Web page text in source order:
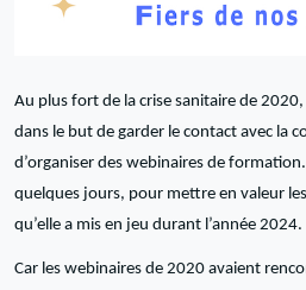
Au plus fort de la crise sanitaire de 2020,
dans le but de garder le contact avec la
d’organiser des webinaires de
quelques jours, pour mettre en valeur
qu’elle a mis en jeu durant l’année 2024.
Car les webinaires de 2020 avaient